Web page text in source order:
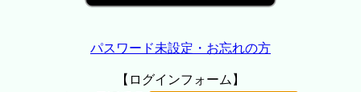
パスワード未設定・お忘れの方
【ログインフォーム】